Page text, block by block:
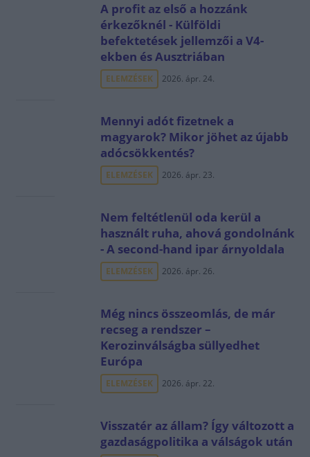
A profit az első a hozzánk
érkezőknél - Külföldi
befektetések jellemzői a V4-
ekben és Ausztriában
ELEMZÉSEK 2026. ápr. 24.
Mennyi adót fizetnek a
magyarok? Mikor jöhet az újabb
adócsökkentés?
ELEMZÉSEK 2026. ápr. 23.
Nem feltétlenül oda kerül a
használt ruha, ahová gondolnánk
- A second-hand ipar árnyoldala
ELEMZÉSEK 2026. ápr. 26.
Még nincs összeomlás, de már
recseg a rendszer –
Kerozinválságba süllyedhet
Európa
ELEMZÉSEK 2026. ápr. 22.
Visszatér az állam? Így változott a
gazdaságpolitika a válságok után